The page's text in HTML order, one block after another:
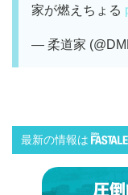
家が燃えちょる
— 柔道家
最新の情報は